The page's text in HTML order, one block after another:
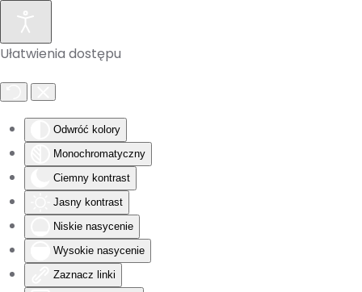
Ułatwienia dostępu
Odwróć kolory
Monochromatyczny
Ciemny kontrast
Jasny kontrast
Niskie nasycenie
Wysokie nasycenie
Zaznacz linki
Skip to main content